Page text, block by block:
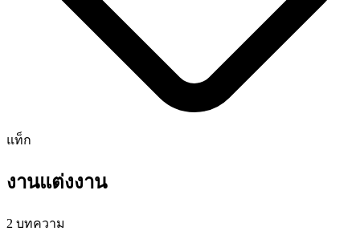
แท็ก
งานแต่งงาน
2 บทความ